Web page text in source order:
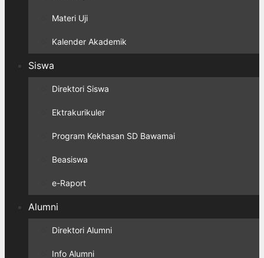
Materi Uji
Kalender Akademik
Siswa
Direktori Siswa
Ektrakurikuler
Program Kekhasan SD Bawamai
Beasiswa
e-Raport
Alumni
Direktori Alumni
Info Alumni